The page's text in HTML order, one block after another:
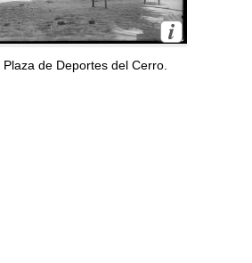
Plaza de Deportes del Cerro.